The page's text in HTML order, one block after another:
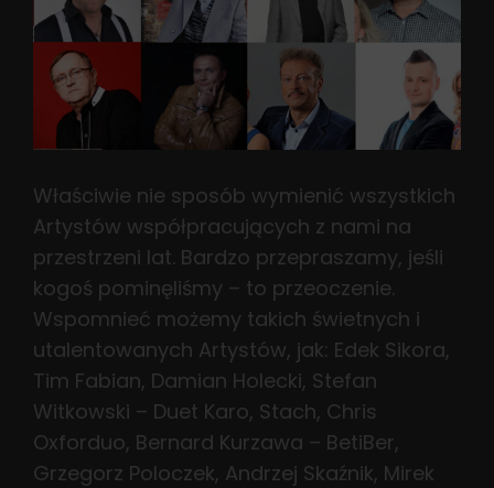
Właściwie nie sposób wymienić wszystkich
Artystów współpracujących z nami na
przestrzeni lat. Bardzo przepraszamy, jeśli
kogoś pominęliśmy – to przeoczenie.
Wspomnieć możemy takich świetnych i
utalentowanych Artystów, jak: Edek Sikora,
Tim Fabian, Damian Holecki, Stefan
Witkowski – Duet Karo, Stach, Chris
Oxforduo, Bernard Kurzawa – BetiBer,
Grzegorz Poloczek, Andrzej Skaźnik, Mirek